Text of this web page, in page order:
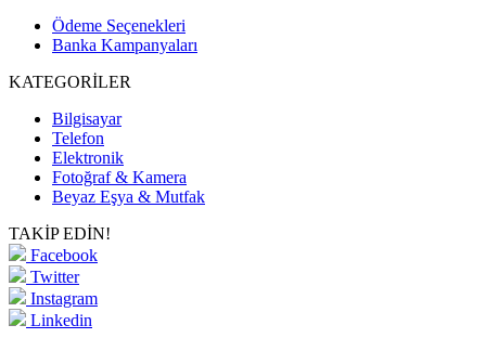
Ödeme Seçenekleri
Banka Kampanyaları
KATEGORİLER
Bilgisayar
Telefon
Elektronik
Fotoğraf & Kamera
Beyaz Eşya & Mutfak
TAKİP EDİN!
Facebook
Twitter
Instagram
Linkedin